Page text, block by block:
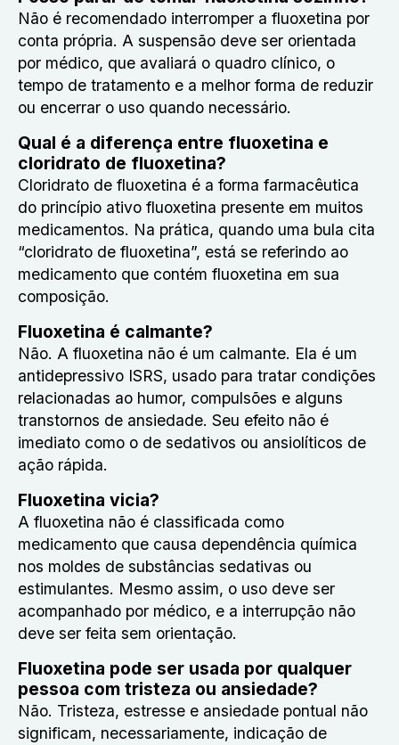
Não é recomendado interromper a fluoxetina por
conta própria. A suspensão deve ser orientada
por médico, que avaliará o quadro clínico, o
tempo de tratamento e a melhor forma de reduzir
ou encerrar o uso quando necessário.
Qual é a diferença entre fluoxetina e
cloridrato de fluoxetina?
Cloridrato de fluoxetina é a forma farmacêutica
do princípio ativo fluoxetina presente em muitos
medicamentos. Na prática, quando uma bula cita
“cloridrato de fluoxetina”, está se referindo ao
medicamento que contém fluoxetina em sua
composição.
Fluoxetina é calmante?
Não. A fluoxetina não é um calmante. Ela é um
antidepressivo ISRS, usado para tratar condições
relacionadas ao humor, compulsões e alguns
transtornos de ansiedade. Seu efeito não é
imediato como o de sedativos ou ansiolíticos de
ação rápida.
Fluoxetina vicia?
A fluoxetina não é classificada como
medicamento que causa dependência química
nos moldes de substâncias sedativas ou
estimulantes. Mesmo assim, o uso deve ser
acompanhado por médico, e a interrupção não
deve ser feita sem orientação.
Fluoxetina pode ser usada por qualquer
pessoa com tristeza ou ansiedade?
Não. Tristeza, estresse e ansiedade pontual não
significam, necessariamente, indicação de